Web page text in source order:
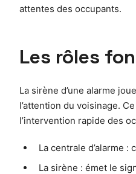
attentes des occupants.
Les rôles
La sirène d’une alarme
l’attention du voisinage.
l’intervention rapide des
La centrale d’alarme
La sirène : émet le